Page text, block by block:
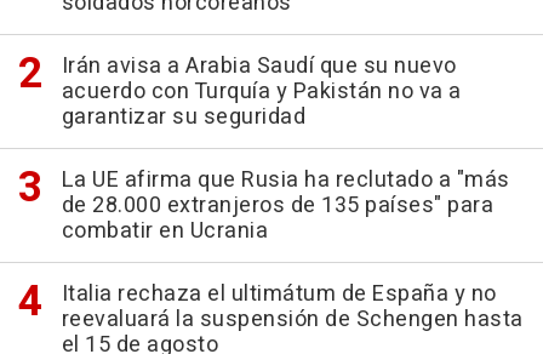
Irán avisa a Arabia Saudí que su nuevo
acuerdo con Turquía y Pakistán no va a
garantizar su seguridad
La UE afirma que Rusia ha reclutado a "más
de 28.000 extranjeros de 135 países" para
combatir en Ucrania
Italia rechaza el ultimátum de España y no
reevaluará la suspensión de Schengen hasta
el 15 de agosto